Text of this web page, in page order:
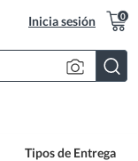
Inicia sesión 0
Tipos de Entrega